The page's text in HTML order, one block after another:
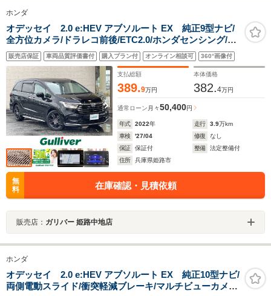
ホンダ
オデッセイ 2.0 e:HEV アブソルート EX 純正9型ナビ/
全方位カメラ/ドラレコ前後/ETC2.0/ホンダセンシング/両
側パワースライド/BSM/電動リアゲート/パワーシート/シ
ートヒーター/デジタルインナーミラー/オットマン/コーナ
ーセンサー
販売店保証 車両品質評価書付 購入プラン付 オンライン相談可 360°画像付
支払総額
389.9万円
本体価格
382.4万円
通常ローン 月々50,400円
年式 2022年 走行 3.9万km
車検
'27/04 修復
なし
保証
保証付 整備
法定整備付
住所
兵庫県姫路市
無
料
在庫確認・見積依頼
販売店： ガリバー 姫路中地店
ホンダ
オデッセイ 2.0 e:HEV アブソルート EX 純正10型ナビ/
両側電動スライド/衝突軽減ブレーキ/マルチビューカメラ